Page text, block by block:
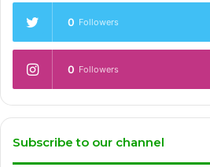
0 Followers
0 Followers
Subscribe to our channel